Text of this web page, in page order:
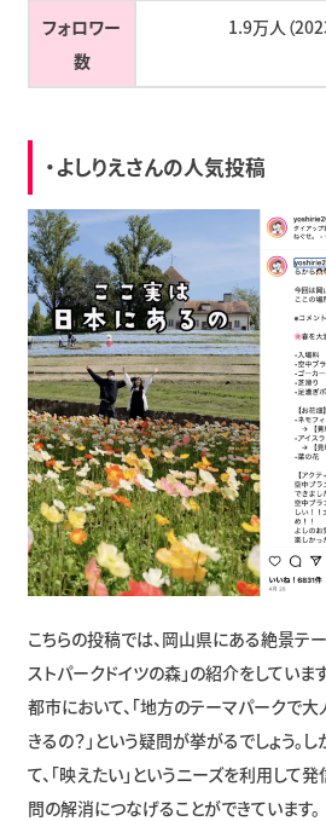
フォロワー
数
1.9万人（
・よしりえさんの人気投稿
こちらの投稿では、岡山県にある絶景テ
ストパークドイツの森」の紹介をしてい
都市において、「地方のテーマパークで
きるの？」という疑問が挙がるでしょう。
て、「映えたい」というニーズを利用して
問の解消につなげることができています。